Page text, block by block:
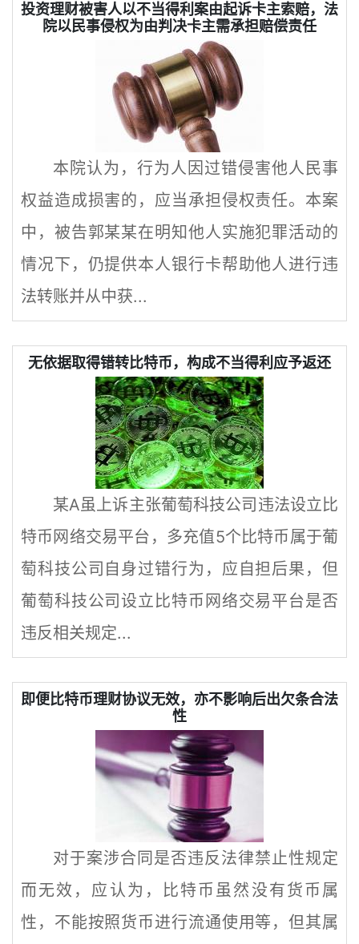
投资理财被害人以不当得利案由起诉卡主索赔，法
院以民事侵权为由判决卡主需承担赔偿责任
本院认为，行为人因过错侵害他人民事
权益造成损害的，应当承担侵权责任。本案
中，被告郭某某在明知他人实施犯罪活动的
情况下，仍提供本人银行卡帮助他人进行违
法转账并从中获...
无依据取得错转比特币，构成不当得利应予返还
某A虽上诉主张葡萄科技公司违法设立比
特币网络交易平台，多充值5个比特币属于葡
萄科技公司自身过错行为，应自担后果，但
葡萄科技公司设立比特币网络交易平台是否
违反相关规定...
即便比特币理财协议无效，亦不影响后出欠条合法
性
对于案涉合同是否违反法律禁止性规定
而无效，应认为，比特币虽然没有货币属
性，不能按照货币进行流通使用等，但其属